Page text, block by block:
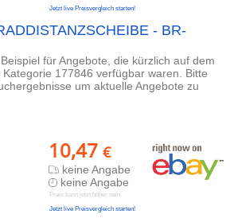
Jetzt live Preisvergleich starten!
- BR-
für Angebote, die kürzlich auf dem
177846 verfügbar waren. Bitte
um aktuelle Angebote zu
10,47 €
keine Angabe
keine Angabe
Preis kann jetzt höher sein
Jetzt live Preisvergleich starten!